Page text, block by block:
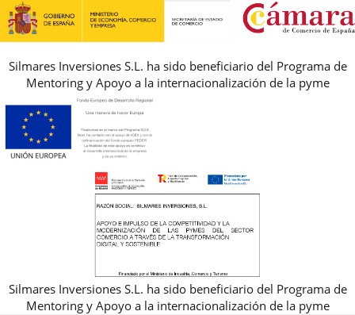
REBAJAS
Silmares Inversiones S.L. ha sido beneficiario del Programa de
Mentoring y Apoyo a la internacionalización de la pyme
Silmares Inversiones S.L. ha sido beneficiario del Programa de
Mentoring y Apoyo a la internacionalización de la pyme